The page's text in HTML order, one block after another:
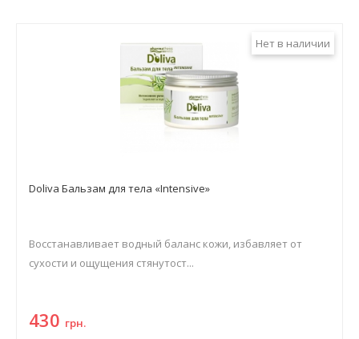
Нет в наличии
Doliva Бальзам для тела «Intensive»
Восстанавливает водный баланс кожи, избавляет от
сухости и ощущения стянутост...
430 грн.